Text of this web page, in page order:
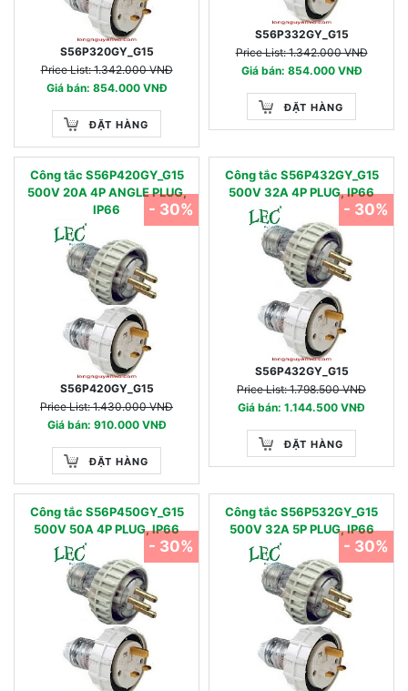
S56P320GY_G15
Price List: 1.342.000 VNĐ
Giá bán: 854.000 VNĐ
ĐẶT HÀNG
S56P332GY_G15
Price List: 1.342.000 VNĐ
Giá bán: 854.000 VNĐ
ĐẶT HÀNG
Công tắc S56P420GY_G15
500V 20A 4P ANGLE PLUG,
IP66
S56P420GY_G15
Price List: 1.430.000 VNĐ
Giá bán: 910.000 VNĐ
ĐẶT HÀNG
- 30%
Công tắc S56P432GY_G15
500V 32A 4P PLUG, IP66
S56P432GY_G15
Price List: 1.798.500 VNĐ
Giá bán: 1.144.500 VNĐ
ĐẶT HÀNG
- 30%
Công tắc S56P450GY_G15
500V 50A 4P PLUG, IP66
- 30%
Công tắc S56P532GY_G15
500V 32A 5P PLUG, IP66
- 30%